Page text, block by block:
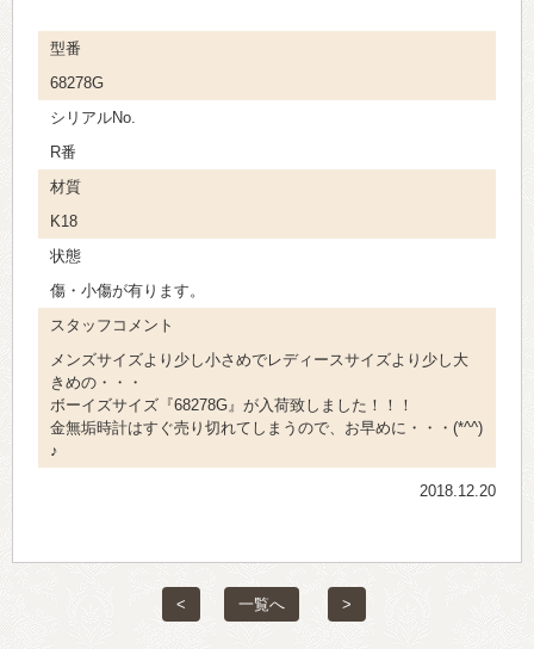
型番
68278G
シリアルNo.
R番
材質
K18
状態
傷・小傷が有ります。
スタッフコメント
メンズサイズより少し小さめでレディースサイズより少し大
きめの・・・
ボーイズサイズ『68278G』が入荷致しました！！！
金無垢時計はすぐ売り切れてしまうので、お早めに・・・(*^^)
♪
2018.12.20
< 一覧へ >